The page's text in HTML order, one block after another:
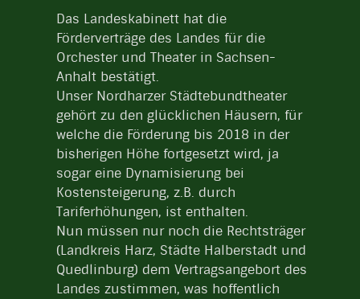
Das Landeskabinett hat die
Förderverträge des Landes für die
Orchester und Theater in Sachsen-
Anhalt bestätigt.
Unser Nordharzer Städtebundtheater
gehört zu den glücklichen Häusern, für
welche die Förderung bis 2018 in der
bisherigen Höhe fortgesetzt wird, ja
sogar eine Dynamisierung bei
Kostensteigerung, z.B. durch
Tariferhöhungen, ist enthalten.
Nun müssen nur noch die Rechtsträger
(Landkreis Harz, Städte Halberstadt und
Quedlinburg) dem Vertragsangebort des
Landes zustimmen, was hoffentlich